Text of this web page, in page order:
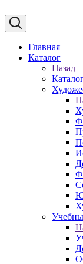
Главная
Каталог
Назад